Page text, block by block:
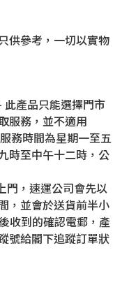
供參考，一切以實物
產品只能選擇門市
服務，並不適用
務時間為星期一至五
時至中午十二時，公
門，速運公司會先以
，並會於送貨前半小
收到的確認電郵，產
號給閣下追蹤訂單狀